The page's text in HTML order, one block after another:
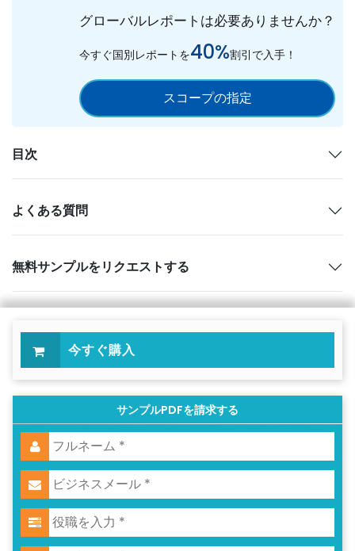
グローバルレポートは必要ありませんか？
今すぐ国別レポートを40%割引で入手！
スコープの指定
目次
よくある質問
無料サンプルをリクエストする
今すぐ購入
サンプルPDFを請求する